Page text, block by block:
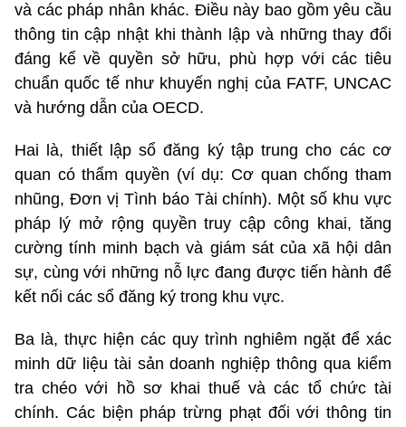
và các pháp nhân khác. Điều này bao gồm yêu cầu
thông tin cập nhật khi thành lập và những thay đổi
đáng kể về quyền sở hữu, phù hợp với các tiêu
chuẩn quốc tế như khuyến nghị của FATF, UNCAC
và hướng dẫn của OECD.
Hai là, thiết lập sổ đăng ký tập trung cho các cơ
quan có thẩm quyền (ví dụ: Cơ quan chống tham
nhũng, Đơn vị Tình báo Tài chính). Một số khu vực
pháp lý mở rộng quyền truy cập công khai, tăng
cường tính minh bạch và giám sát của xã hội dân
sự, cùng với những nỗ lực đang được tiến hành để
kết nối các sổ đăng ký trong khu vực.
Ba là, thực hiện các quy trình nghiêm ngặt để xác
minh dữ liệu tài sản doanh nghiệp thông qua kiểm
tra chéo với hồ sơ khai thuế và các tổ chức tài
chính. Các biện pháp trừng phạt đối với thông tin